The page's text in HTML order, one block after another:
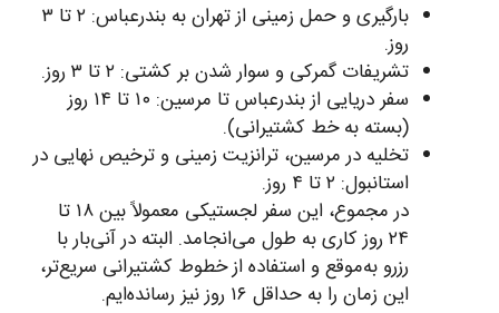
بارگیری و حمل زمینی از تهران به بندرعباس: ۲ تا ۳
روز.
تشریفات گمرکی و سوار شدن بر کشتی: ۲ تا ۳ روز.
سفر دریایی از بندرعباس تا مرسین: ۱۰ تا ۱۴ روز
(بسته به خط کشتیرانی).
تخلیه در مرسین، ترانزیت زمینی و ترخیص نهایی در
استانبول: ۲ تا ۴ روز.
در مجموع، این سفر لجستیکی معمولاً بین ۱۸ تا
۲۴ روز کاری به طول می‌انجامد. البته در آنی‌بار با
رزرو به‌موقع و استفاده از خطوط کشتیرانی سریع‌تر،
این زمان را به حداقل ۱۶ روز نیز رسانده‌ایم.